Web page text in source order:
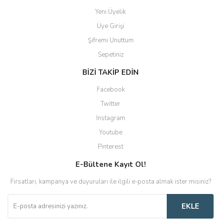
Yeni Üyelik
Üye Girişi
Şifremi Unuttum
Sepetiniz
BİZİ TAKİP EDİN
Facebook
Twitter
Instagram
Youtube
Pinterest
E-Bültene Kayıt Ol!
Fırsatları, kampanya ve duyuruları ile ilgili e-posta almak ister misiniz?
EKLE